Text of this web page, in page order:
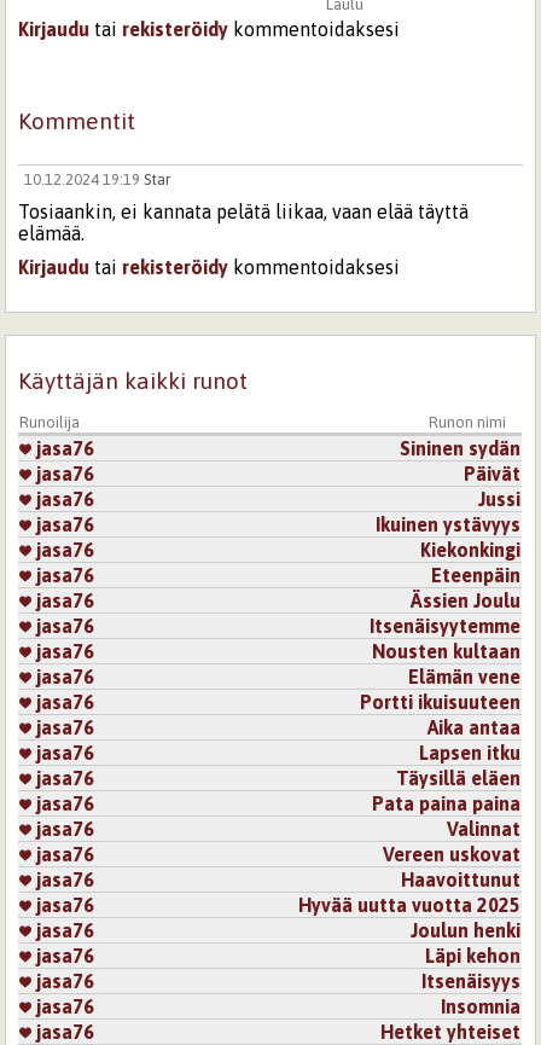
Laulu
Kirjaudu tai rekisteröidy kommentoidaksesi
Kommentit
10.12.2024 19:19 Star
Tosiaankin, ei kannata pelätä liikaa, vaan elää täyttä
elämää.
Kirjaudu tai rekisteröidy kommentoidaksesi
Sivut
Käyttäjän kaikki runot
Runoilija Runon nimi
jasa76
Sininen sydän
jasa76
Päivät
jasa76
Jussi
jasa76
Ikuinen ystävyys
jasa76
Kiekonkingi
jasa76
Eteenpäin
jasa76
Ässien Joulu
jasa76
Itsenäisyytemme
jasa76
Nousten kultaan
jasa76
Elämän vene
jasa76
Portti ikuisuuteen
jasa76
Aika antaa
jasa76
Lapsen itku
jasa76
Täysillä eläen
jasa76
Pata paina paina
jasa76
Valinnat
jasa76
Vereen uskovat
jasa76
Haavoittunut
jasa76
Hyvää uutta vuotta 2025
jasa76
Joulun henki
jasa76
Läpi kehon
jasa76
Itsenäisyys
jasa76
Insomnia
jasa76
Hetket yhteiset